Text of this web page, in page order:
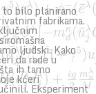
to bilo planirano
fabrikama.
ljudski. Kako
da rade u
ih tamo
kćeri
Eksperiment